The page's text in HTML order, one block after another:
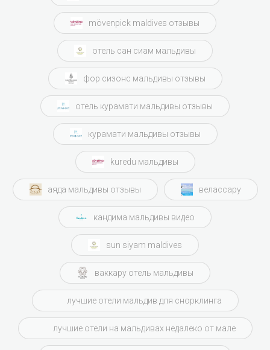
mövenpick maldives отзывы
отель сан сиам мальдивы
фор сизонс мальдивы отзывы
отель курамати мальдивы отзывы
курамати мальдивы отзывы
kuredu мальдивы
аяда мальдивы отзывы велассару
кандима мальдивы видео
sun siyam maldives
ваккару отель мальдивы
лучшие отели мальдив для снорклинга
лучшие отели на мальдивах недалеко от мале